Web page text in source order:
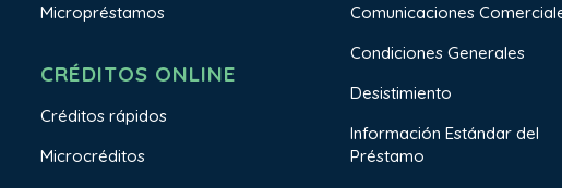
Micropréstamos
CRÉDITOS ONLINE
Créditos rápidos
Microcréditos
Comunicaciones
Condiciones Generales
Desistimiento
Información Estándar del
Préstamo